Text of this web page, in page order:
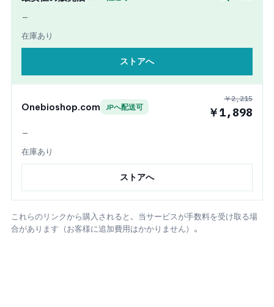
—
在庫あり
ストアへ
Onebioshop.com JPへ配送可
—
在庫あり
￥2,215
￥1,898
ストアへ
これらのリンクから購入されると、当サービスが手数料を受け取る場
合があります（お客様に追加費用はかかりません）。